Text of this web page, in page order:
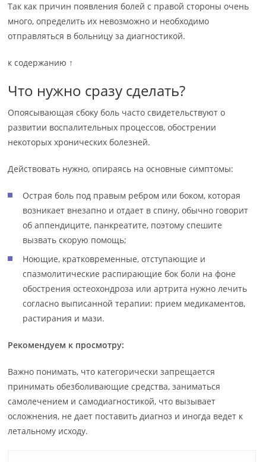
Так как причин появления болей с правой стороны очень
много, определить их невозможно и необходимо
отправляться в больницу за диагностикой.
к содержанию ↑
Что нужно сразу сделать?
Опоясывающая сбоку боль часто свидетельствуют о
развитии воспалительных процессов, обострении
некоторых хронических болезней.
Действовать нужно, опираясь на основные симптомы:
Острая боль под правым ребром или боком, которая
возникает внезапно и отдает в спину, обычно говорит
об аппендиците, панкреатите, поэтому спешите
вызвать скорую помощь;
Ноющие, кратковременные, отступающие и
спазмолитические распирающие бок боли на фоне
обострения остеохондроза или артрита нужно лечить
согласно выписанной терапии: прием медикаментов,
растирания и мази.
Рекомендуем к просмотру:
Важно понимать, что категорически запрещается
принимать обезболивающие средства, заниматься
самолечением и самодиагностикой, что вызывает
осложнения, не дает поставить диагноз и иногда ведет к
летальному исходу.